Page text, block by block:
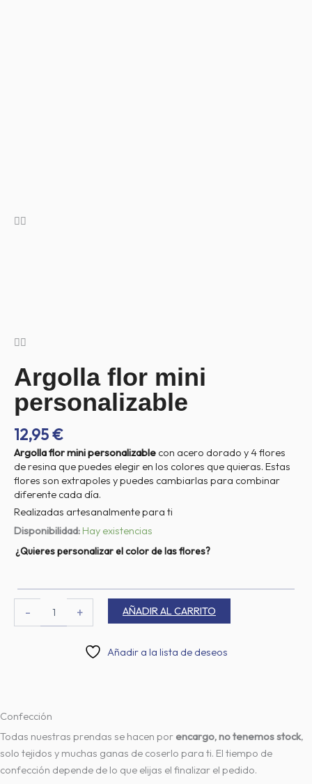
Argolla flor mini
personalizable
12,95€
Argolla flor mini personalizable con acero dorado y 4 flores
de resina que puedes elegir en los colores que quieras. Estas
flores son extrapoles y puedes cambiarlas para combinar
diferente cada día.
Realizadas artesanalmente para ti
Disponibilidad: Hay existencias
¿Quieres personalizar el color de las flores?
-
Argolla
mini
+ AÑADIR AL CARRITO
Añadir a la lista de deseos
Confección
Todas nuestras prendas se hacen porencargo, no tenemos stock,
solo tejidos y muchas ganas de coserlo para ti. El tiempo de
confección depende de lo que elijas el finalizar el pedido.